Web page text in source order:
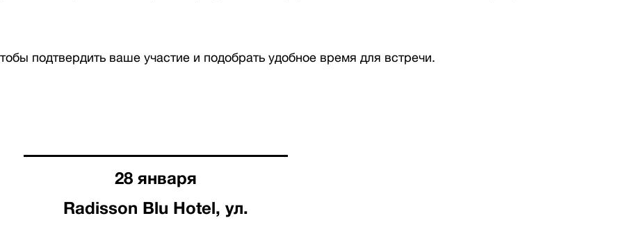
подтвердить ваше участие и подобрать удобное время для встречи.
28 января
Radisson Blu Hotel, ул.